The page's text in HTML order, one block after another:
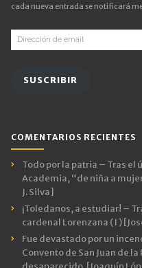
cada nueva entrada se notificará
Dirección
de
SUSCRIBIR
COMENTARIOS RECIENTES
Todo por la patria – Tras el
Academia, “de niña a
J. Silva]
¡Toledanos, a estudiar! –
cardenal Lorenzana ( I )
Fue devastado por un
Convento de San Juan de